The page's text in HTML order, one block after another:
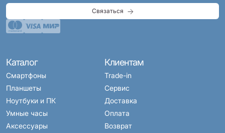
Связаться
Каталог
Смартфоны
Планшеты
Ноутбуки и ПК
Умные часы
Аксессуары
Клиентам
Trade-in
Сервис
Доставка
Оплата
Возврат